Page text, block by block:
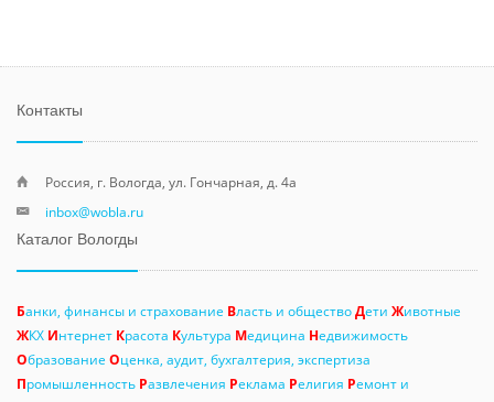
Контакты
Россия, г. Вологда, ул. Гончарная, д. 4а
inbox@wobla.ru
Каталог Вологды
Банки, финансы и страхование Власть и обществоДети Животные
ЖКХ Интернет Красота Культура Медицина Недвижимость
Образование Оценка, аудит, бухгалтерия, экспертиза
Промышленность Развлечения Реклама Религия Ремонт и